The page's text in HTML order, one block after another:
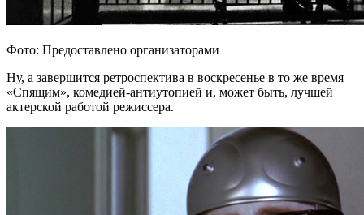
Фото: Предоставлено организаторами
Ну, а завершится ретроспектива в воскресенье в то же время
«Спящим», комедией-антиутопией и, может быть, лучшей
актерской работой режиссера.